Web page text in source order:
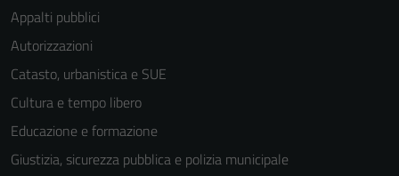
Appalti pubblici
Autorizzazioni
Catasto, urbanistica e SUE
Cultura e tempo libero
Educazione e formazione
Giustizia, sicurezza pubblica e polizia municipale